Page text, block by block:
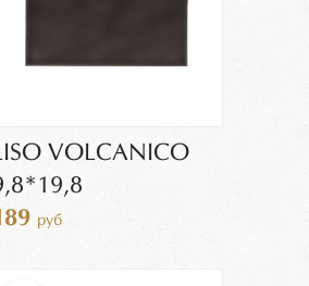
VOLCANICO
руб